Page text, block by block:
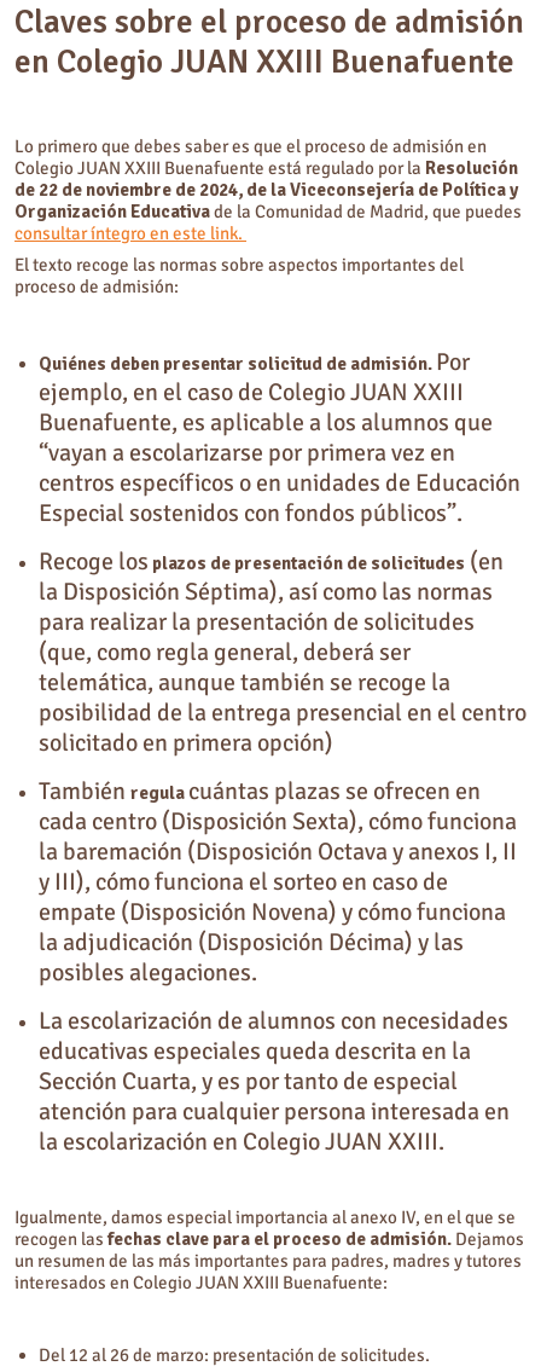
Claves sobre el proceso de admisión
en Colegio JUAN XXIII Buenafuente
Lo primero que debes saber es que el proceso de admisión en
Colegio JUAN XXIII Buenafuente está regulado por la Resolución
de 22 de noviembre de 2024, de la Viceconsejería de Política y
Organización Educativade la Comunidad de Madrid, que puedes
consultar íntegro en este link.
El texto recoge las normas sobre aspectos importantes del
proceso de admisión:
Quiénes deben presentar solicitud de admisión. Por
ejemplo, en el caso de Colegio JUAN XXIII
Buenafuente, es aplicable a los alumnos que
“vayan a escolarizarse por primera vez en
centros específicos o en unidades de Educación
Especial sostenidos con fondos públicos”.
Recoge los plazos de presentación de solicitudes (en
la Disposición Séptima), así como las normas
para realizar la presentación de solicitudes
(que, como regla general, deberá ser
telemática, aunque también se recoge la
posibilidad de la entrega presencial en el centro
solicitado en primera opción)
También regula cuántas plazas se ofrecen en
cada centro (Disposición Sexta), cómo funciona
la baremación (Disposición Octava y anexos I, II
y III), cómo funciona el sorteo en caso de
empate (Disposición Novena) y cómo funciona
la adjudicación (Disposición Décima) y las
posibles alegaciones.
La escolarización de alumnos con necesidades
educativas especiales queda descrita en la
Sección Cuarta, y es por tanto de especial
atención para cualquier persona interesada en
la escolarización en Colegio JUAN XXIII.
Igualmente, damos especial importancia al anexo IV, en el que se
recogen lasfechas clave para el proceso de admisión. Dejamos
un resumen de las más importantes para padres, madres y tutores
interesados en Colegio JUAN XXIII Buenafuente:
Del 12 al 26 de marzo: presentación de solicitudes.